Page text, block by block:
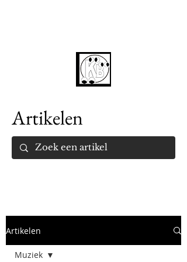
Artikelen
Muziek
Artikelen